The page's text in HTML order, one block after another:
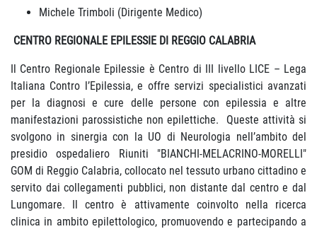
Michele Trimboli (Dirigente Medico)
CENTRO REGIONALE EPILESSIE DI REGGIO CALABRIA
Il Centro Regionale Epilessie è Centro di III livello LICE – Lega
Italiana Contro l’Epilessia, e offre servizi specialistici avanzati
per la diagnosi e cure delle persone con epilessia e altre
manifestazioni parossistiche non epilettiche. Queste attività si
svolgono in sinergia con la UO di Neurologia nell’ambito del
presidio ospedaliero Riuniti "BIANCHI-MELACRINO-MORELLI"
GOM di Reggio Calabria, collocato nel tessuto urbano cittadino e
servito dai collegamenti pubblici, non distante dal centro e dal
Lungomare. Il centro è attivamente coinvolto nella ricerca
clinica in ambito epilettologico, promuovendo e partecipando a